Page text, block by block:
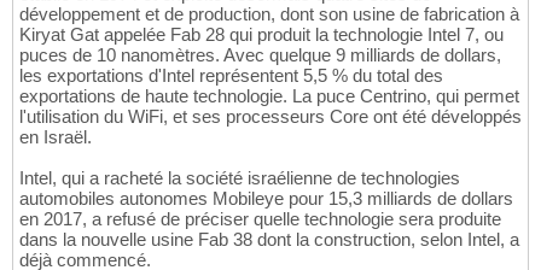
développement et de production, dont son usine de fabrication à
Kiryat Gat appelée Fab 28 qui produit la technologie Intel 7, ou
puces de 10 nanomètres. Avec quelque 9 milliards de dollars,
les exportations d'Intel représentent 5,5 % du total des
exportations de haute technologie. La puce Centrino, qui permet
l'utilisation du WiFi, et ses processeurs Core ont été développés
en Israël.
Intel, qui a racheté la société israélienne de technologies
automobiles autonomes Mobileye pour 15,3 milliards de dollars
en 2017, a refusé de préciser quelle technologie sera produite
dans la nouvelle usine Fab 38 dont la construction, selon Intel, a
déjà commencé.